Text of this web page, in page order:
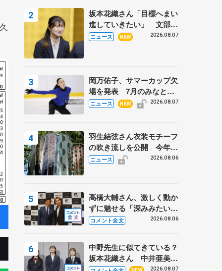
坂本花織さん「目標へまい
進していきたい」 文部科
学省スポーツ表彰式で代表
ニュース NEW 2026.08.07
岡万佑子、サマーカップ欠
場を発表 7月のみなとア
クルス杯は腰痛の影響で
ニュース NEW 2026.08.07
羽生結弦さん衣装モチーフ
の吹き流しを公開 今年は
「春よ、来い」、仙台の瑞
ニュース 2026.08.06
高橋大輔さん、激しく動か
ずに魅せる「深みみたいな
ものは出てきている？」
あい
コメント全文 2026.08.06
中野先生に似てきている？
坂本花織さん 中井亜美は
2026.08.07